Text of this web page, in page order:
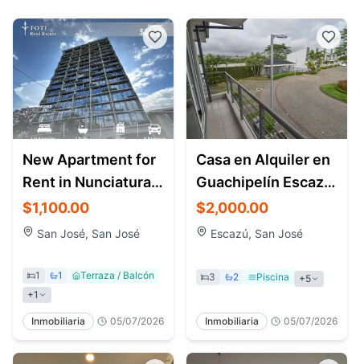
New Apartment for
Rent in Nunciatura
San José | Babylon
Tower
$1,100.00
San José, San José
1 1
Terraza / Balcón
+1
Inmobiliaria 05/07/2026
Casa en Alquiler en
Guachipelín Escazú
| Condominio Río
Palma
$2,000.00
Escazú, San José
3 2 Piscina +5
Inmobiliaria 05/07/2026